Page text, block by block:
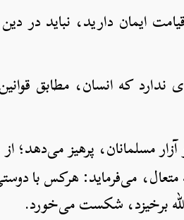
ایمان دارید، نباید در
که انسان، مطابق قوانین
مسلمانان، پرهیز می‌دهد؛
متعال، می‌فرماید: هرکس با
برخیزد، شکست می‌خورد.